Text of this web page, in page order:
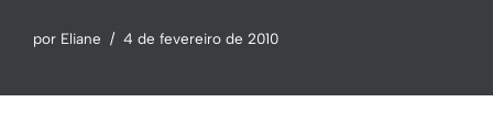
por Eliane 4 de fevereiro de 2010